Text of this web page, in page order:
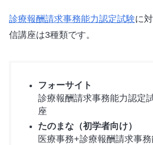
診療報酬請求事務能力認定試験に
信講座は3種類です。
フォーサイト
診療報酬請求事務能力認定
座
たのまな（初学者向け）
医療事務+診療報酬請求事